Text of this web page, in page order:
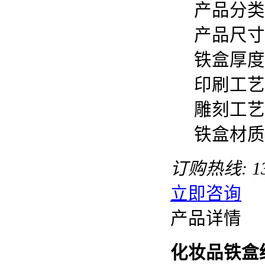
产品分
产品尺
铁盒厚
印刷工
雕刻工
铁盒材
订购热线:
立即咨询
产品详情
化妆品铁盒